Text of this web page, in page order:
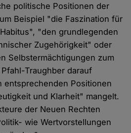
politische Positionen der
Beispiel "die Faszination für
"den grundlegenden
Zugehörigkeit" oder
Selbstermächtigungen zum
Traughber darauf
entsprechenden Positionen
und Klarheit" mangelt.
der Neuen Rechten
wie Wertvorstellungen